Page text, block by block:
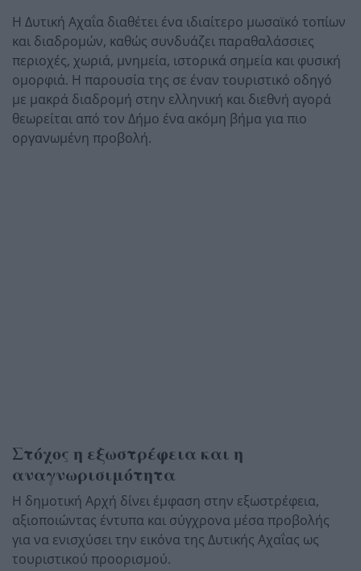
Η Δυτική Αχαΐα διαθέτει ένα ιδιαίτερο μωσαϊκό τοπίων
και διαδρομών, καθώς συνδυάζει παραθαλάσσιες
περιοχές, χωριά, μνημεία, ιστορικά σημεία και φυσική
ομορφιά. Η παρουσία της σε έναν τουριστικό οδηγό
με μακρά διαδρομή στην ελληνική και διεθνή αγορά
θεωρείται από τον Δήμο ένα ακόμη βήμα για πιο
οργανωμένη προβολή.
Στόχος η εξωστρέφεια και η
αναγνωρισιμότητα
Η δημοτική Αρχή δίνει έμφαση στην εξωστρέφεια,
αξιοποιώντας έντυπα και σύγχρονα μέσα προβολής
για να ενισχύσει την εικόνα της Δυτικής Αχαΐας ως
τουριστικού προορισμού.